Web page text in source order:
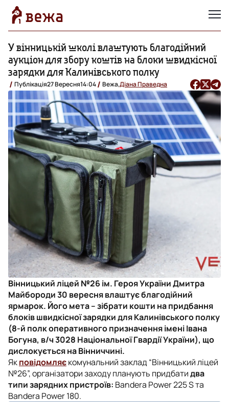
У вінницькій школі влаштують благодійний
аукціон для збору коштів на блоки швидкісної
зарядки для Калинівського полку
Публікація27 Вересня14:04 Вежа,Діана Праведна
Вінницький ліцей №26 ім. Героя України Дмитра
Майбороди 30 вересня влаштує благодійний
ярмарок. Його мета – зібрати кошти на придбання
блоків швидкісної зарядки для Калинівського полку
(8-й полк оперативного призначення імені Івана
Богуна, в/ч 3028 Національної Гвардії України), що
дислокується на Вінниччині.
Якповідомляєкомунальний заклад “Вінницький ліцей
№26”, організатори заходу планують придбатидва
типи зарядних пристроїв: Bandera Power 225 S та
Bandera Power 180.